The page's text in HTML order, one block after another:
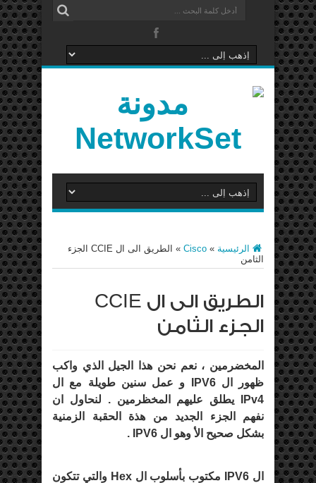
الرئيسية »
Cisco
»
الطريق الى ال CCIE الجزء
الثامن
الطريق الى ال CCIE
الجزء الثامن
المخضرمين ، نعم نحن هذا الجيل الذي واكب
ظهور ال IPV6 و عمل سنين طويلة مع ال
IPv4 يطلق عليهم المخظرمين . لنحاول ان
نفهم الجزء الجديد من هذة الحقبة الزمنية
بشكل صحيح الأ وهو ال IPV6 .
ال IPV6 مكتوب بأسلوب ال Hex والتي تتكون